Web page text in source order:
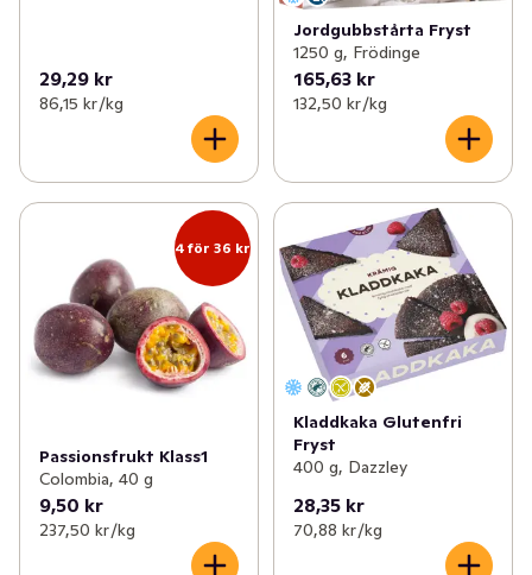
29,29 kr
86,15 kr /kg
Jordgubbstårta Fryst
1250 g, Frödinge
165,63 kr
132,50 kr /kg
4 för 36 kr
Passionsfrukt Klass1
Colombia, 40 g
9,50 kr
237,50 kr /kg
Kladdkaka Glutenfri
Fryst
400 g, Dazzley
28,35 kr
70,88 kr /kg